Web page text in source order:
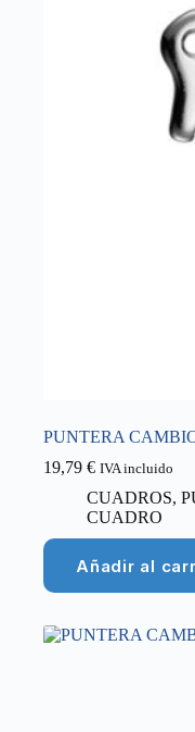
PUNTERA
19,79 € IVA incluido
CUADROS,
CUADRO
Añadir al